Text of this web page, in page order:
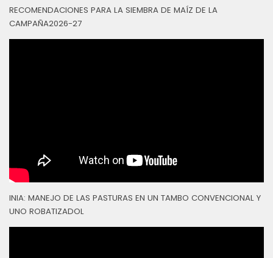
RECOMENDACIONES PARA LA SIEMBRA DE MAÍZ DE LA
CAMPAÑA2026-27
INIA: MANEJO DE LAS PASTURAS EN UN TAMBO CONVENCIONAL Y
UNO ROBATIZADOL